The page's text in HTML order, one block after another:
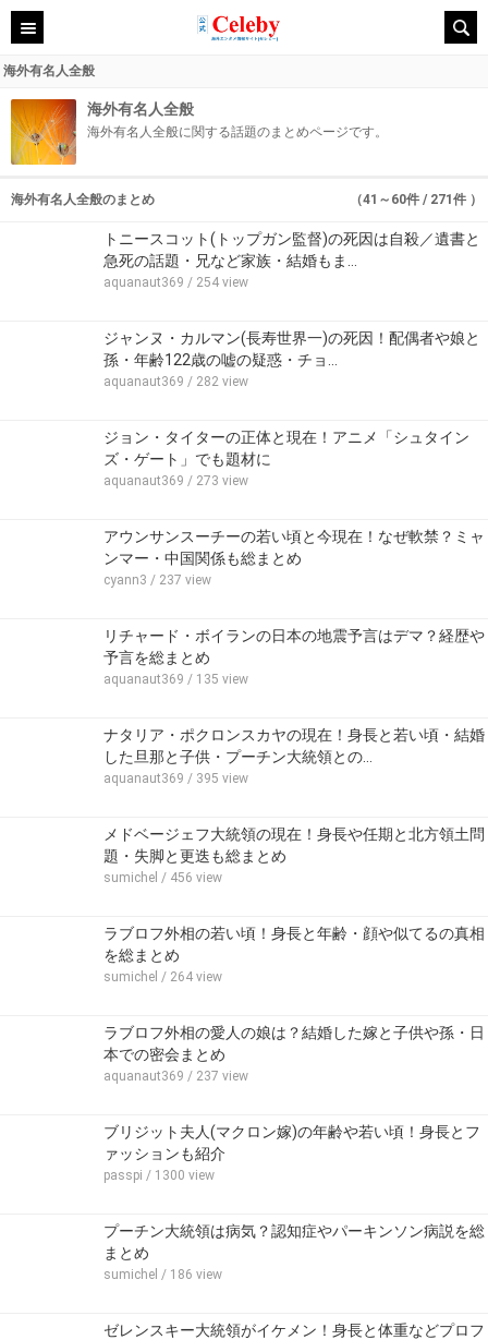
海外有名人全般
海外有名人全般
海外有名人全般に関する話題のまとめページです。
海外有名人全般のまとめ （41～60件 / 271件 ）
トニースコット(トップガン監督)の死因は自殺／遺書と
急死の話題・兄など家族・結婚もま…
aquanaut369 / 254 view
ジャンヌ・カルマン(長寿世界一)の死因！配偶者や娘と
孫・年齢122歳の嘘の疑惑・チョ…
aquanaut369 / 282 view
ジョン・タイターの正体と現在！アニメ「シュタイン
ズ・ゲート」でも題材に
aquanaut369 / 273 view
アウンサンスーチーの若い頃と今現在！なぜ軟禁？ミャ
ンマー・中国関係も総まとめ
cyann3 / 237 view
リチャード・ボイランの日本の地震予言はデマ？経歴や
予言を総まとめ
aquanaut369 / 135 view
ナタリア・ポクロンスカヤの現在！身長と若い頃・結婚
した旦那と子供・プーチン大統領との…
aquanaut369 / 395 view
メドベージェフ大統領の現在！身長や任期と北方領土問
題・失脚と更迭も総まとめ
sumichel / 456 view
ラブロフ外相の若い頃！身長と年齢・顔や似てるの真相
を総まとめ
sumichel / 264 view
ラブロフ外相の愛人の娘は？結婚した嫁と子供や孫・日
本での密会まとめ
aquanaut369 / 237 view
ブリジット夫人(マクロン嫁)の年齢や若い頃！身長とフ
ァッションも紹介
passpi / 1300 view
プーチン大統領は病気？認知症やパーキンソン病説を総
まとめ
sumichel / 186 view
ゼレンスキー大統領がイケメン！身長と体重などプロフ